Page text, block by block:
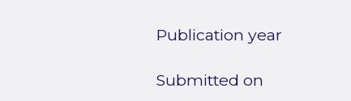
Publication year
Submitted on